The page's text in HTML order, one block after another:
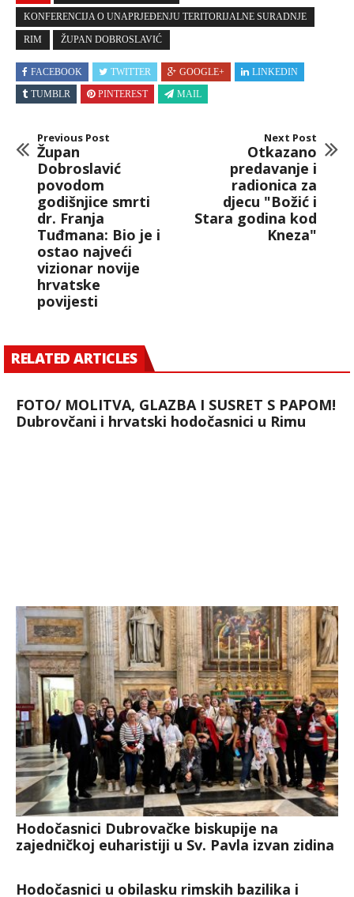
KONFERENCIJA O UNAPRJEĐENJU TERITORIJALNE SURADNJE
RIM ŽUPAN DOBROSLAVIĆ
FACEBOOK TWITTER GOOGLE+
LINKEDIN
TUMBLR
PINTEREST MAIL
Previous Post
Župan
Dobroslavić
povodom
godišnjice smrti
dr. Franja
Tuđmana: Bio je i
ostao najveći
vizionar novije
hrvatske
povijesti
Next Post
Otkazano
predavanje i
radionica za
djecu "Božić i
Stara godina kod
Kneza"
RELATED ARTICLES
FOTO/ MOLITVA, GLAZBA I SUSRET S PAPOM!
Dubrovčani i hrvatski hodočasnici u Rimu
Hodočasnici Dubrovačke biskupije na
zajedničkoj euharistiji u Sv. Pavla izvan zidina
Hodočasnici u obilasku rimskih bazilika i